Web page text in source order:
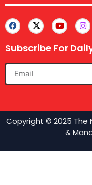
Subscribe For
Copyright © 2025 The
&